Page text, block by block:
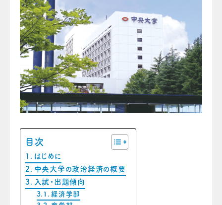
目次
はじめに
中央大学の政治経済の概要
入試・出題傾向
経済学部